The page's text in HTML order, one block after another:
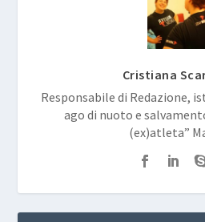
Cristiana
Responsabile di Redazione,
ago di nuoto e
(ex)atleta”